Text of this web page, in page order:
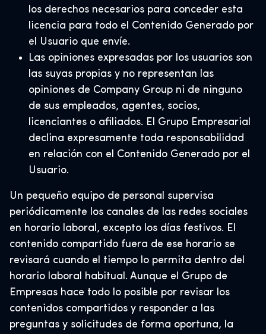
los derechos necesarios para conceder esta
licencia para todo el Contenido Generado por
el Usuario que envíe.
Las opiniones expresadas por los usuarios son
las suyas propias y no representan las
opiniones de Company Group ni de ninguno
de sus empleados, agentes, socios,
licenciantes o afiliados. El Grupo Empresarial
declina expresamente toda responsabilidad
en relación con el Contenido Generado por el
Usuario.
Un pequeño equipo de personal supervisa
periódicamente los canales de las redes sociales
en horario laboral, excepto los días festivos. El
contenido compartido fuera de ese horario se
revisará cuando el tiempo lo permita dentro del
horario laboral habitual. Aunque el Grupo de
Empresas hace todo lo posible por revisar los
contenidos compartidos y responder a las
preguntas y solicitudes de forma oportuna, la